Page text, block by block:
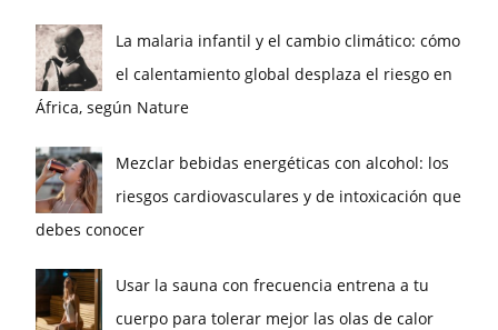
La malaria infantil y el cambio climático: cómo
el calentamiento global desplaza el riesgo en
África, según Nature
Mezclar bebidas energéticas con alcohol: los
riesgos cardiovasculares y de intoxicación que
debes conocer
Usar la sauna con frecuencia entrena a tu
cuerpo para tolerar mejor las olas de calor